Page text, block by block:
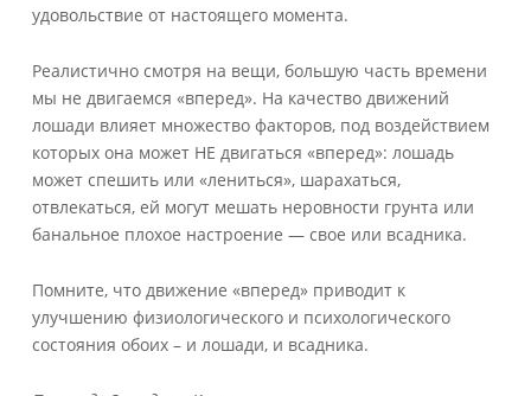
удовольствие от настоящего момента.
Реалистично смотря на вещи, большую часть времени
мы не двигаемся «вперед». На качество движений
лошади влияет множество факторов, под воздействием
которых она может НЕ двигаться «вперед»: лошадь
может спешить или «лениться», шарахаться,
отвлекаться, ей могут мешать неровности грунта или
банальное плохое настроение — свое или всадника.
Помните, что движение «вперед» приводит к
улучшению физиологического и психологического
состояния обоих – и лошади, и всадника.